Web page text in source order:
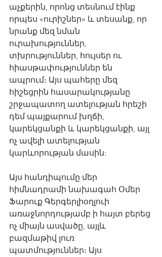
աչքերին, որոնց տեսնում էինք
որպես «ուրիշներ» և տեսանք, որ
նրանք մեզ նման
ուրախություններ,
տխրություններ, հույսեր ու
հիասթափություններ են
ապրում։ Այս պահերը մեզ
հիշեցրին հասարակությանը
շրջապատող ատելության հրեշի
դեմ պայքարում խղճի,
կարեկցանքի և կարեկցանքի, այլ
ոչ ավելի ատելության
կարևորության մասին:
Այս հանդիպումը մեր
հիմնադրամի նախագահ Օմեր
Ֆարուք Գերգերլիօղլուի
առաջնորդությամբ ի հայտ բերեց
ոչ միայն ասվածը, այլև
բազմաթիվ լուռ
պատմություններ։ Այս